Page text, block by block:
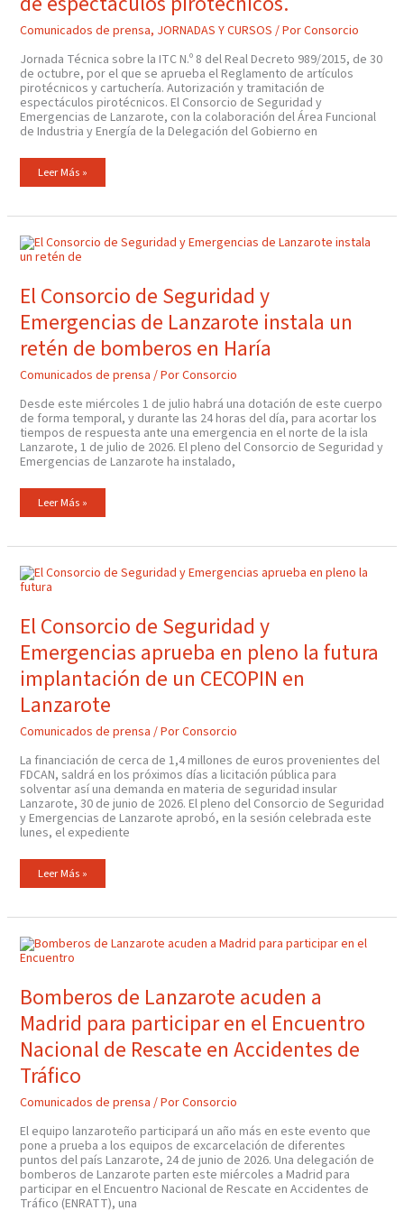
Comunicados de prensa, JORNADAS Y CURSOS / PorConsorcio
Jornada Técnica sobre la ITC N.º 8 del Real Decreto 989/2015, de 30
de octubre, por el que se aprueba el Reglamento de artículos
pirotécnicos y cartuchería. Autorización y tramitación de
espectáculos pirotécnicos. El Consorcio de Seguridad y
Emergencias de Lanzarote, con la colaboración del Área Funcional
de Industria y Energía de la Delegación del Gobierno en
Se
Aprueba
El
De
Artículos
Pirotécnicos
Y
Cartuchería.
Autorización
Y
Tramitación
Pirotécnicos.
Leer Más »
El Consorcio de Seguridad y
Emergencias de Lanzarote instala un
retén de bomberos en Haría
Comunicados de prensa / PorConsorcio
Desde este miércoles 1 de julio habrá una dotación de este cuerpo
de forma temporal, y durante las 24 horas del día, para acortar los
tiempos de respuesta ante una emergencia en el norte de la isla
Lanzarote, 1 de julio de 2026. El pleno del Consorcio de Seguridad y
Emergencias de Lanzarote ha instalado,
El
Consorcio
De
Emergencias
De
Lanzarote
Instala
Un
Retén
De
Bomberos
En
Leer Más »
El Consorcio de Seguridad y
Emergencias aprueba en pleno la futura
implantación de un CECOPIN en
Lanzarote
Comunicados de prensa / PorConsorcio
La financiación de cerca de 1,4 millones de euros provenientes del
FDCAN, saldrá en los próximos días a licitación pública para
solventar así una demanda en materia de seguridad insular
Lanzarote, 30 de junio de 2026. El pleno del Consorcio de Seguridad
y Emergencias de Lanzarote aprobó, en la sesión celebrada este
lunes, el expediente
El
Consorcio
De
Emergencias
Aprueba
En
Pleno
Futura
Implantación
De
Un
En
Leer Más »
Bomberos de Lanzarote acuden a
Madrid para participar en el Encuentro
Nacional de Rescate en Accidentes de
Tráfico
Comunicados de prensa / PorConsorcio
El equipo lanzaroteño participará un año más en este evento que
pone a prueba a los equipos de excarcelación de diferentes
puntos del país Lanzarote, 24 de junio de 2026. Una delegación de
bomberos de Lanzarote parten este miércoles a Madrid para
participar en el Encuentro Nacional de Rescate en Accidentes de
Tráfico (ENRATT), una
Bomberos
De
Lanzarote
Madrid
Para
Participar
En
Encuentro
Nacional
De
Rescate
Accidentes
Tráfico